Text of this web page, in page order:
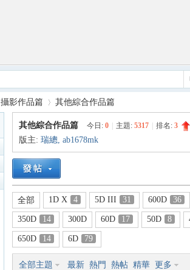
攝影作品篇
›
其他綜合作品篇
其他綜合作品篇 今日: 0 主題: 5317 排名: 3
版主: 瑞總, ab1678mk
全部 1D X 4 5D III 31 600D 36
350D 14 300D 60D 17 50D 8
650D 14 6D 79
全部主題 最新 熱門 熱帖 精華 更多